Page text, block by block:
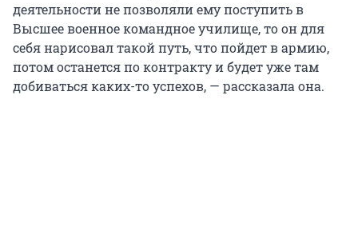
деятельности не позволяли ему поступить в
Высшее военное командное училище, то он для
себя нарисовал такой путь, что пойдет в армию,
потом останется по контракту и будет уже там
добиваться каких-то успехов, — рассказала она.